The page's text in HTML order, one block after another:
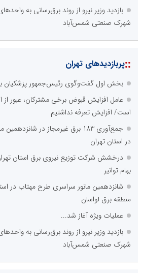
بازدید وزیر نیرو از روند برق‌رسانی به
شهرک صنعتی شمس‌آباد
::پربازدیدهای تهران
بخش اول گفت‌وگوی رئیس‌جمهور پزشکیان
عامل افزایش قبوض برخی مشترکان، عبور از
است/ افزایش تعرفه نداشتیم
جمع‌آوری 183 برق غیرمجاز در
در استان تهران
درخشش شرکت توزیع نیروی برق استان تهران
بهام توانیر
شانزدهمین مانور سراسری طرح مهتاب در
منطقه برق لواسان
عملیات ویژه آغاز شد...
بازدید وزیر نیرو از روند برق‌رسانی به
شهرک صنعتی شمس‌آباد